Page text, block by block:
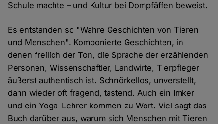
Schule machte – und Kultur bei Dompfäffen beweist.
Es entstanden so "Wahre Geschichten von Tieren
und Menschen". Komponierte Geschichten, in
denen freilich der Ton, die Sprache der erzählenden
Personen, Wissenschaftler, Landwirte, Tierpfleger
äußerst authentisch ist. Schnörkellos, unverstellt,
dann wieder oft fragend, tastend. Auch ein Imker
und ein Yoga-Lehrer kommen zu Wort. Viel sagt das
Buch darüber aus, warum sich Menschen mit Tieren